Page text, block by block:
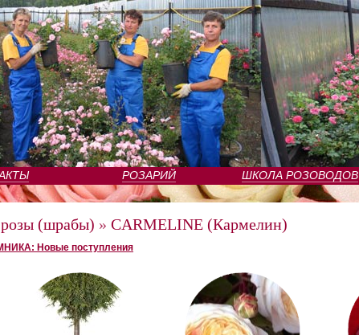
РОЗАРИЙ ШКОЛА РОЗОВОДОВ
(шрабы) » CARMELINE (Кармелин)
Новые поступления